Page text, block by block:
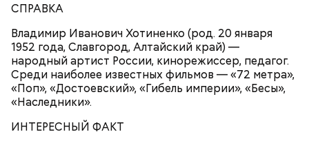
СПРАВКА
Владимир Иванович Хотиненко (род. 20 января
1952 года, Славгород, Алтайский край) —
народный артист России, кинорежиссер, педагог.
Среди наиболее известных фильмов — «72 метра»,
«Поп», «Достоевский», «Гибель империи», «Бесы»,
«Наследники».
ИНТЕРЕСНЫЙ ФАКТ
А еще, удержав меч палача, святой Николай спас от
смерти трех мужей, невинно осужденных
корыстолюбивым градоначальником.
2-3 картофелины,
1 некрупное яблоко,
1 некрупный помидор,
2 корня сельдерея,
салатная заправка.